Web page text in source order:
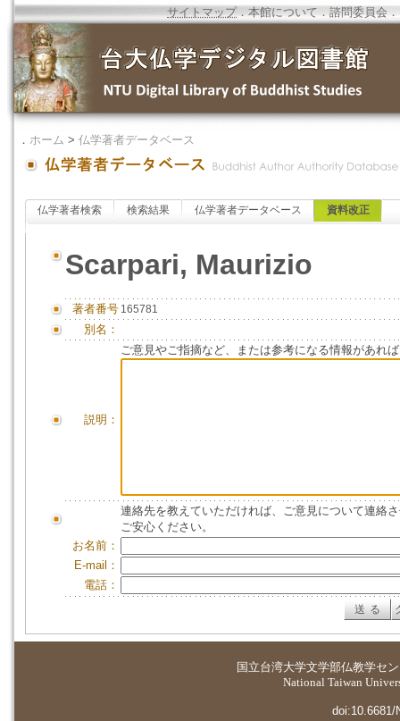
サイトマップ．本館について ．諮問委員会 ．
． ホーム > 仏学著者データベース
仏学著者検索 検索結果 仏学著者データベース 資料改正
Scarpari, Maurizio
著者番号 165781
別名：
説明：
ご意見やご指摘など、または参考になる情報があれ
連絡先を教えていただければ、ご意見について連絡
ご安心ください。
お名前：
E-mail：
電話：
国立台湾大学文学部仏教学セ
National Taiwan
doi:10.6681/